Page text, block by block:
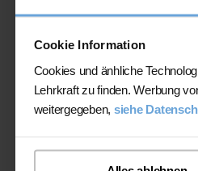
Cookie Information
Cookies und änhliche
Lehrkraft zu finden. Werbung
weitergegeben, siehe
Viele